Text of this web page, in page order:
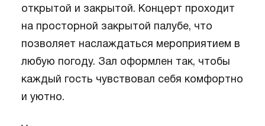
открытой и закрытой. Концерт проходит
на просторной закрытой палубе, что
позволяет наслаждаться мероприятием в
любую погоду. Зал оформлен так, чтобы
каждый гость чувствовал себя комфортно
и уютно.